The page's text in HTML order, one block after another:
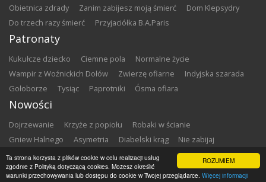
ROZUMIEM
Ta strona korzysta z plików cookie w celu realizacji usług
zgodnie z Polityką dotyczącą cookies. Możesz określić
warunki przechowywania lub dostępu do cookie w Twojej przeglądarce. Więcej informacji
Obietnica zdrady
Zanim zabijesz moją śmierć
Dom Klepsydry
Do trzech razy śmierć
Przyjaciółka B.A.Paris
Patronaty
Kukułcze dziecko Ciemne pola
Normalne życie
Wampir z Woźnickich Dołów
Zwierzę ofiarne
Indyjska szarada
Gołoborze
Tysiąc Paprotniki Ósma ofiara
Nowości
Dojrzewanie Krzyże z popiołu
Robaki w ścianie
Gniew Halnego
Asymetria Diabelski krąg
Nie zabijaj
Dowody zbrodni
Zemsta Matki chrzestne
Copyright ©2026Zbrodnia w Bibliotece